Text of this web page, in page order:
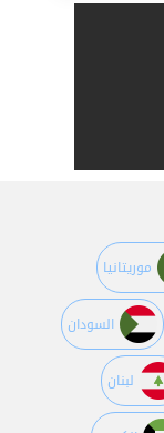
موريتانيا
السودان
لبنان